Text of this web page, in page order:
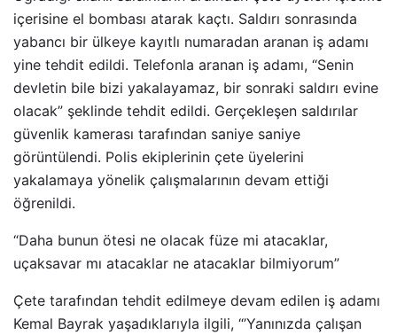
içerisine el bombası atarak kaçtı. Saldırı sonrasında
yabancı bir ülkeye kayıtlı numaradan aranan iş adamı
yine tehdit edildi. Telefonla aranan iş adamı, “Senin
devletin bile bizi yakalayamaz, bir sonraki saldırı evine
olacak” şeklinde tehdit edildi. Gerçekleşen saldırılar
güvenlik kamerası tarafından saniye saniye
görüntülendi. Polis ekiplerinin çete üyelerini
yakalamaya yönelik çalışmalarının devam ettiği
öğrenildi.
“Daha bunun ötesi ne olacak füze mi atacaklar,
uçaksavar mı atacaklar ne atacaklar bilmiyorum”
Çete tarafından tehdit edilmeye devam edilen iş adamı
Kemal Bayrak yaşadıklarıyla ilgili, “’Yanınızda çalışan